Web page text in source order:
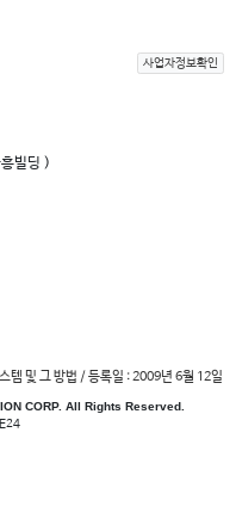
사업자정보확인
빌딩 )
및 그 방법 / 등록일 : 2009년 6월 12일
CORP. All Rights Reserved.